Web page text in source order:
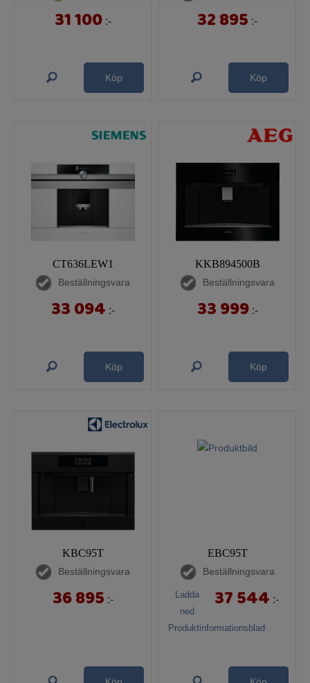
31 100 :-
Köp
32 895 :-
Köp
CT636LEW1
Beställningsvara
33 094 :-
Köp
KKB894500B
Beställningsvara
33 999 :-
Köp
KBC95T
Beställningsvara
36 895 :-
EBC95T
Beställningsvara
Ladda
ned
Produktinformationsblad
37 544 :-